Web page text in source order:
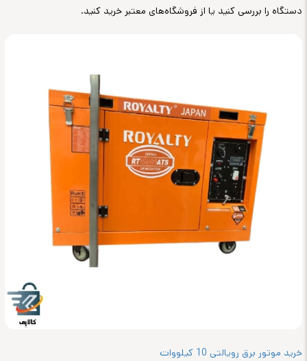
دستگاه را بررسی کنید یا از فروشگاه‌های معتبر خرید کنید.
خرید موتور برق رویالتی 10 کیلووات